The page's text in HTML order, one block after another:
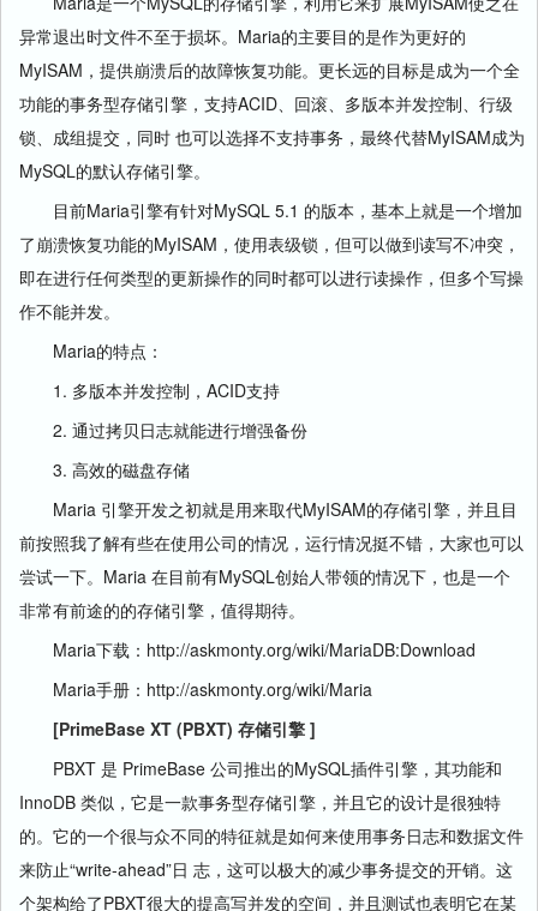
异常退出时文件不至于损坏。Maria的主要目的是作为更好的
MyISAM，提供崩溃后的故障恢复功能。更长远的目标是成为一个全
功能的事务型存储引擎，支持ACID、回滚、多版本并发控制、行级
锁、成组提交，同时 也可以选择不支持事务，最终代替MyISAM成为
MySQL的默认存储引擎。
目前Maria引擎有针对MySQL 5.1 的版本，基本上就是一个增加
了崩溃恢复功能的MyISAM，使用表级锁，但可以做到读写不冲突，
即在进行任何类型的更新操作的同时都可以进行读操作，但多个写操
作不能并发。
Maria的特点：
1. 多版本并发控制，ACID支持
2. 通过拷贝日志就能进行增强备份
3. 高效的磁盘存储
Maria 引擎开发之初就是用来取代MyISAM的存储引擎，并且目
前按照我了解有些在使用公司的情况，运行情况挺不错，大家也可以
尝试一下。Maria 在目前有MySQL创始人带领的情况下，也是一个
非常有前途的的存储引擎，值得期待。
Maria下载：http://askmonty.org/wiki/MariaDB:Download
Maria手册：http://askmonty.org/wiki/Maria
[PrimeBase XT (PBXT) 存储引擎 ]
PBXT 是 PrimeBase 公司推出的MySQL插件引擎，其功能和
InnoDB 类似，它是一款事务型存储引擎，并且它的设计是很独特
的。它的一个很与众不同的特征就是如何来使用事务日志和数据文件
来防止“write-ahead”日 志，这可以极大的减少事务提交的开销。这
个架构给了PBXT很大的提高写并发的空间，并且测试也表明它在某